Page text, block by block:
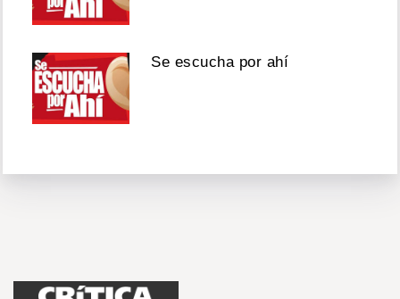
Se escucha por ahí